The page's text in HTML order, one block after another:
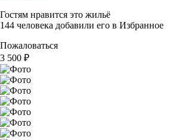
Гостям нравится это жильё
144 человека добавили его в Избранное
Пожаловаться
3 500 ₽